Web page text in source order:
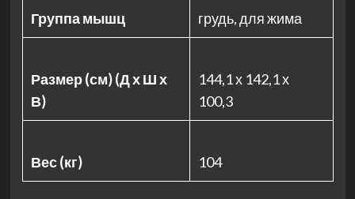
Группа мышц грудь, для жима
Размер (см) (Д х Ш х
В)
144,1 х 142,1 х
100,3
Вес (кг) 104